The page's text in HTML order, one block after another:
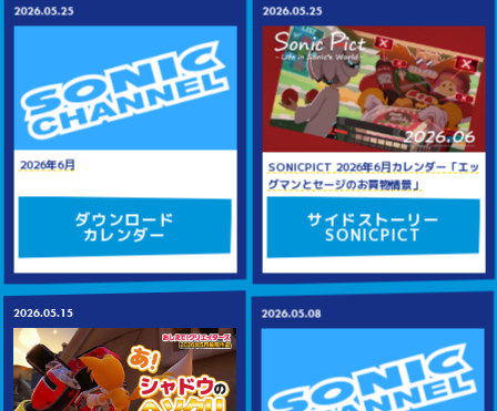
2026.05.25
2026年6月
ダウンロード
カレンダー
2026.05.25
SONICPICT 2026年6月カレンダー「エッ
グマンとセージのお買物情景」
サイドストーリー
SONICPICT
2026.05.15 2026.05.08